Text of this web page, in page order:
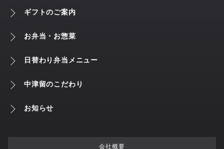
ギフトのご案内
お弁当・お惣菜
日替わり弁当メニュー
中津留のこだわり
お知らせ
会社概要